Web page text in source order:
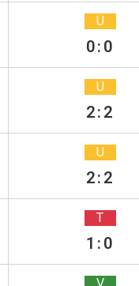
U
0:0
U
2:2
U
2:2
T
1:0
V